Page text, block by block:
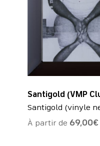
Santigold (VMP
Santigold (vinyle
À partir de 69,00€